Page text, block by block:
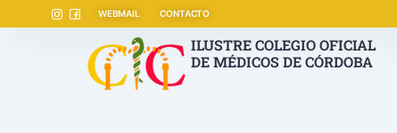
WEBMAIL CONTACTO
ILUSTRE COLEGIO OFICIAL
DE MÉDICOS DE CÓRDOBA
Paginación
entradas